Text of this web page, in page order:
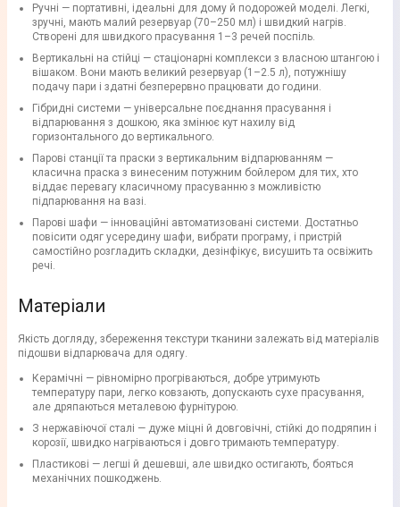
Ручні — портативні, ідеальні для дому й подорожей моделі. Легкі,
зручні, мають малий резервуар (70–250 мл) і швидкий нагрів.
Створені для швидкого прасування 1–3 речей поспіль.
Вертикальні на стійці — стаціонарні комплекси з власною штангою і
вішаком. Вони мають великий резервуар (1–2.5 л), потужнішу
подачу пари і здатні безперервно працювати до години.
Гібридні системи — універсальне поєднання прасування і
відпарювання з дошкою, яка змінює кут нахилу від
горизонтального до вертикального.
Парові станції та праски з вертикальним відпарюванням —
класична праска з винесеним потужним бойлером для тих, хто
віддає перевагу класичному прасуванню з можливістю
підпарювання на вазі.
Парові шафи — інноваційні автоматизовані системи. Достатньо
повісити одяг усередину шафи, вибрати програму, і пристрій
самостійно розгладить складки, дезінфікує, висушить та освіжить
речі.
Матеріали
Якість догляду, збереження текстури тканини залежать від матеріалів
підошви відпарювача для одягу.
Керамічні — рівномірно прогріваються, добре утримують
температуру пари, легко ковзають, допускають сухе прасування,
але дряпаються металевою фурнітурою.
З нержавіючої сталі — дуже міцні й довговічні, стійкі до подряпин і
корозії, швидко нагріваються і довго тримають температуру.
Пластикові — легші й дешевші, але швидко остигають, бояться
механічних пошкоджень.